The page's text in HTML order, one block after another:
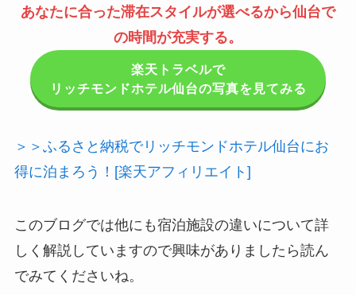
あなたに合った滞在スタイルが選べるから仙台で
の時間が充実する。
楽天トラベルで
リッチモンドホテル仙台の写真を見てみる
＞＞ふるさと納税でリッチモンドホテル仙台にお
得に泊まろう！[楽天アフィリエイト]
このブログでは他にも宿泊施設の違いについて詳
しく解説していますので興味がありましたら読ん
でみてくださいね。